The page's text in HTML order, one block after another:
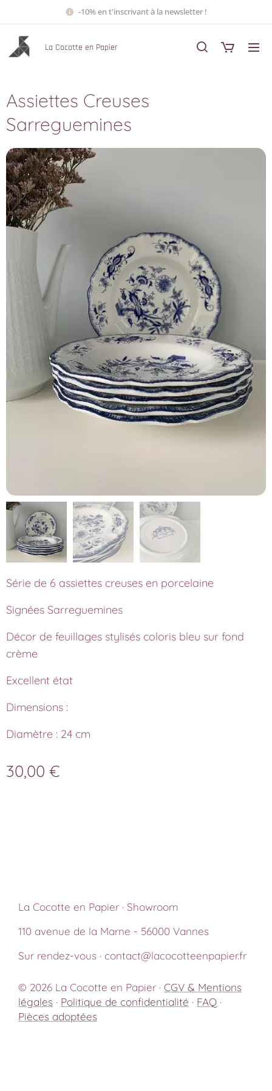
-10% en t'inscrivant à la newsletter !
La Cocotte en Papier
Assiettes Creuses
Sarreguemines
Série de 6 assiettes creuses en porcelaine
Signées Sarreguemines
Décor de feuillages stylisés coloris bleu sur fond
crème
Excellent état
Dimensions :
Diamètre : 24 cm
30,00 €
La Cocotte en Papier · Showroom
110 avenue de la Marne - 56000 Vannes
Sur rendez-vous · contact@lacocotteenpapier.fr
© 2026 La Cocotte en Papier · CGV & Mentions
légales · Politique de confidentialité · FAQ ·
Pièces adoptées